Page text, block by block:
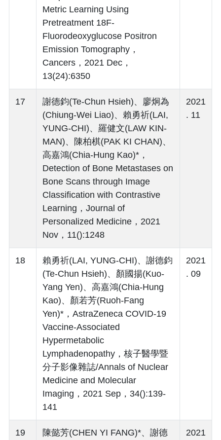
Metric Learning Using
Pretreatment 18F-
Fluorodeoxyglucose Positron
Emission Tomography，
Cancers，2021 Dec，
13(24):6350
17
謝德鈞(Te-Chun Hsieh)、廖炯為
(Chiung-Wei Liao)、賴勇祈(LAI,
YUNG-CHI)、羅健文(LAW KIN-
MAN)、陳柏棋(PAK KI CHAN)、
高嘉鴻(Chia-Hung Kao)*，
Detection of Bone Metastases on
Bone Scans through Image
Classification with Contrastive
Learning，Journal of
Personalized Medicine，2021
Nov，11():1248
2021
. 11
18
賴勇祈(LAI, YUNG-CHI)、謝德鈞
(Te-Chun Hsieh)、顏國揚(Kuo-
Yang Yen)、高嘉鴻(Chia-Hung
Kao)、顏若芳(Ruoh-Fang
Yen)*，AstraZeneca COVID-19
Vaccine-Associated
Hypermetabolic
Lymphadenopathy，核子醫學暨
分子影像雜誌/Annals of Nuclear
Medicine and Molecular
Imaging，2021 Sep，34():139-
141
2021
. 09
19
陳懿芳(CHEN YI FANG)*、謝德
2021